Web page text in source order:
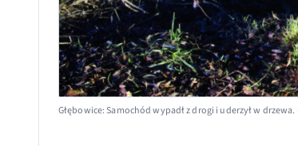
Głębowice: Samochód wypadł z drogi i uderzył w